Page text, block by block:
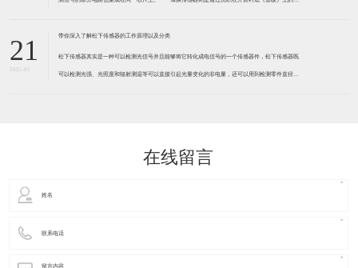
器是利用相应材料的浆料，涂覆在陶瓷基片上
21
2021-01
带你深入了解松下传感器的工作原理以及分类
松下传感器其实是一种可以检测光信号并且能够将它转化成电信号的一个传感器件，松下传感器既
可以检测光强、光照度和辐射测温等可以直接引起光量变化的非电量，还可以用到检测零件直径、
在线留言